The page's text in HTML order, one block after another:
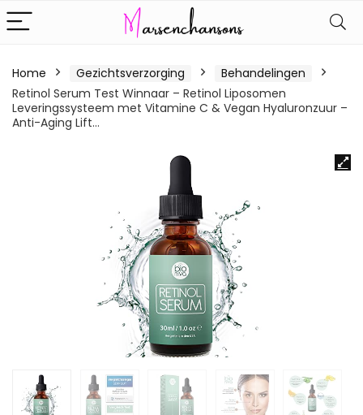
Home Gezichtsverzorging
Behandelingen
Retinol Serum Test Winnaar – Retinol Liposomen
Leveringssysteem met Vitamine C & Vegan Hyaluronzuur –
Anti-Aging Lift…